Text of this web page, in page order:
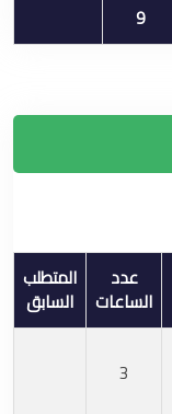
9
عدد
الساعات
المتطلب
السابق
3